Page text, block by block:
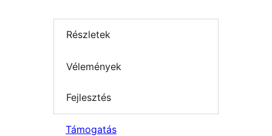
Részletek
Vélemények
Fejlesztés
Támogatás